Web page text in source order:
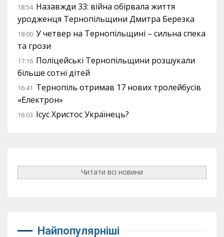
18:54 Назавжди 33: війна обірвала життя
уродженця Тернопільщини Дмитра Березка
18:00 У четвер на Тернопільщині – сильна спека
та грози
17:16 Поліцейські Тернопільщини розшукали
більше сотні дітей
16:41 Тернопіль отримав 17 нових тролейбусів
«Електрон»
16:03 Ісус Христос Українець?
Читати всі новини
Найпопулярніші